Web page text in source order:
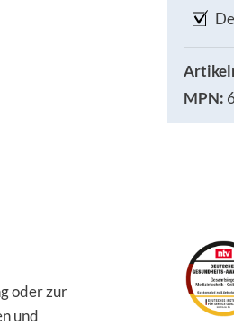
MPN:
oder zur
und